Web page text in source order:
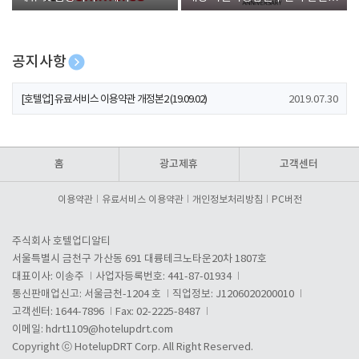
폰 증정
공지사항
[호텔업] 개인정보 처리방침 개정본1 (19.09.02)
[호텔업] 유료서비스 이용약관 개정본2 (19.09.02) 2019.07.30
홈 광고제휴 고객센터
이용약관 유료서비스 이용약관 개인정보처리방침 PC버전
주식회사 호텔업디알티
서울특별시 금천구 가산동 691 대륭테크노타운20차 1807호
대표이사: 이송주
사업자등록번호: 441-87-01934
통신판매업신고: 서울금천-1204 호
직업정보: J1206020200010
고객센터: 1644-7896
Fax: 02-2225-8487
이메일: hdrt1109@hotelupdrt.com
Copyright ⓒ HotelupDRT Corp. All Right Reserved.